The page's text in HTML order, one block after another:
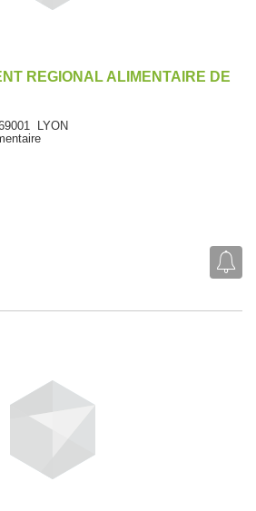
REGIONAL ALIMENTAIRE DE
LYON